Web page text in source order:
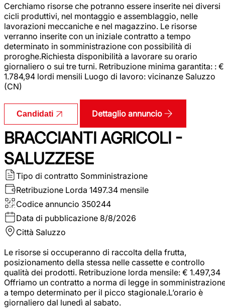
Cerchiamo risorse che potranno essere inserite nei diversi
cicli produttivi, nel montaggio e assemblaggio, nelle
lavorazioni meccaniche e nel magazzino. Le risorse
verranno inserite con un iniziale contratto a tempo
determinato in somministrazione con possibilità di
proroghe.Richiesta disponibilità a lavorare su orario
giornaliero o sui tre turni. Retribuzione minima garantita: : €
1.784,94 lordi mensili Luogo di lavoro: vicinanze Saluzzo
(CN)
Candidati Dettaglio annuncio
BRACCIANTI AGRICOLI -
SALUZZESE
Tipo di contratto Somministrazione
Retribuzione Lorda 1497.34 mensile
Codice annuncio 350244
Data di pubblicazione 8/8/2026
Città Saluzzo
Le risorse si occuperanno di raccolta della frutta,
posizionamento della stessa nelle cassette e controllo
qualità dei prodotti. Retribuzione lorda mensile: € 1.497,34
Offriamo un contratto a norma di legge in
a tempo determinato per il picco stagionale.L’orario è
giornaliero dal lunedì al sabato.